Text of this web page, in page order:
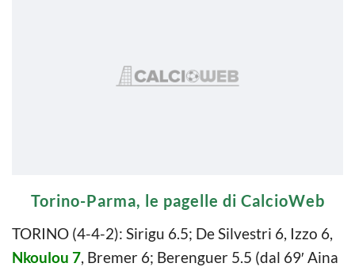
Torino-Parma, le pagelle di CalcioWeb
TORINO (4-4-2): Sirigu 6.5; De Silvestri 6, Izzo 6,
Nkoulou 7, Bremer 6; Berenguer 5.5 (dal 69′ Aina